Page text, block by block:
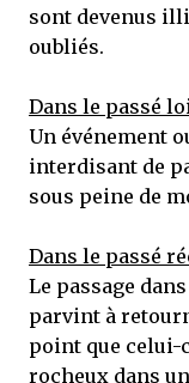
sont devenus
oubliés.
Dans le passé
Un événement
interdisant de
sous peine de
Dans le passé
Le passage
parvint à
point que celui-
rocheux dans